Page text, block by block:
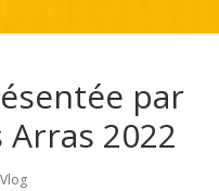
par
2022
Vlog